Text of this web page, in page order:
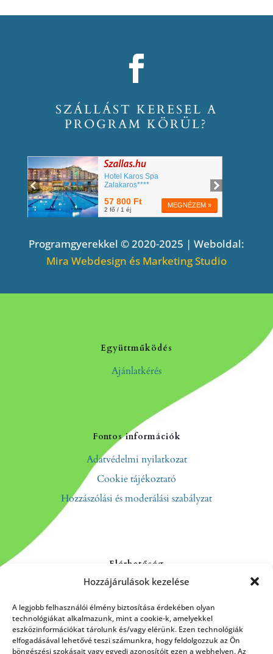
Hozzájárulások kezelése
A legjobb felhasználói élmény biztosítása érdekében olyan
technológiákat alkalmazunk, mint a cookie-k, amelyekkel
eszközinformációkat tárolunk és/vagy elérünk. Ezen technológiák
elfogadásával lehetővé teszi számunkra, hogy feldolgozzuk az Ön
böngészési szokásait vagy egyedi azonosítóit ezen a webhelyen. Az
SZÁLLÁST KERESEL A
PROGRAM KÖRÜL?
Programgyerekkel © 2020-2025 | Weboldal:
Mira Webdesign és Marketing Studio
Együttműködés
Ajánlatkérés
Fontos információk
Adatvédelmi nyilatkozat
Cookie tájékoztató
Hozzászólási és moderálási szabályzat
Elérhetőség
Kapcsolat
Rólunk